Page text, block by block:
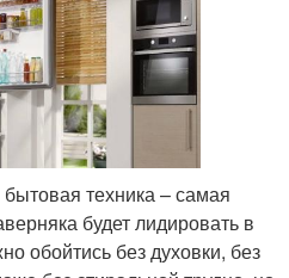
техника – самая
будет лидировать в
обойтись без духовки, без